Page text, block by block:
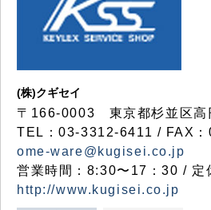
(株)クギセイ
〒166-0003 東京都杉並区高
TEL：03-3312-6411 / FAX
ome-ware@kugisei.co.jp
営業時間：8:30〜17：30 / 定
http://www.kugisei.co.jp